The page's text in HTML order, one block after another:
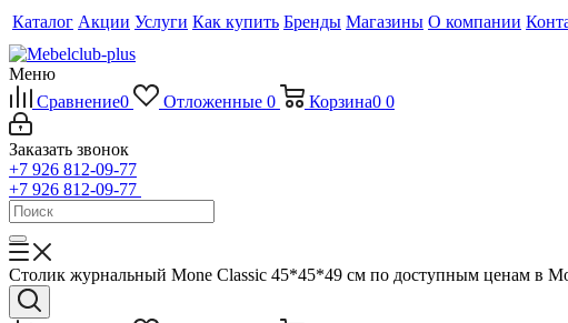
Каталог Акции Услуги Как купить Бренды Магазины О компании
Меню
Сравнение0 Отложенные 0 Корзина0 0
Заказать звонок
+7 926 812-09-77
+7 926 812-09-77
Столик журнальный Mone Classic 45*45*49 см по доступным ценам в